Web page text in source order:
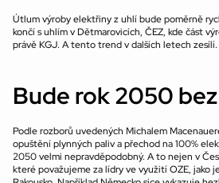
Útlum výroby elektřiny z uhlí bude poměrně
končí s uhlím v Dětmarovicích, ČEZ, kde část
právě KGJ. A tento trend v dalších letech zesílí.
Bude rok 2050
Podle rozborů uvedených Michalem
opuštění plynných paliv a přechod na 100%
2050 velmi nepravděpodobný. A to nejen v
které považujeme za lídry ve využití OZE, jako